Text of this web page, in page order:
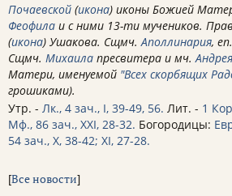
Почаевской (икона) иконы Божией
Феофила и с ними 13-ти мучеников.
(икона) Ушакова. Сщмч.Аполлинария,
Сщмч. Михаила пресвитера и мч.Андрея
Матери, именуемой "Всех скорбящих
грошиками).
Утр. - Лк., 4 зач., I, 39-49, 56. Лит. - 1
Мф., 86 зач., XXI, 28-32. Богородицы:
54 зач., X, 38-42; XI, 27-28.
[Все новости]